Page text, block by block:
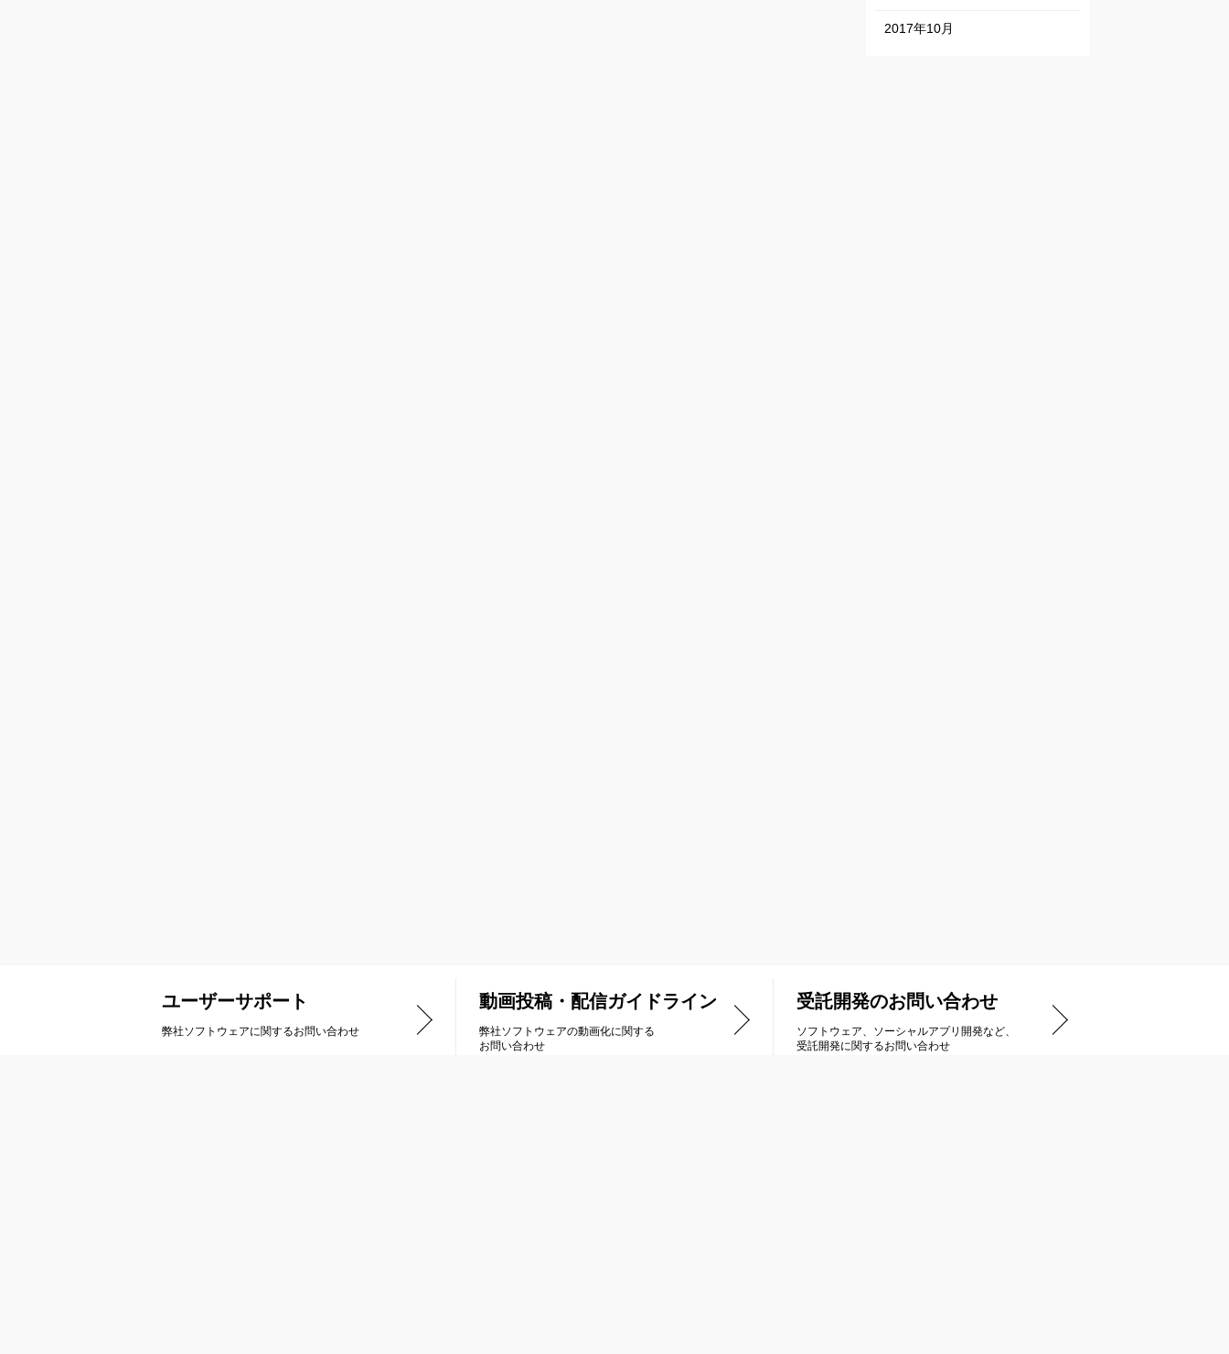
2017年10月
ユーザーサポート
弊社ソフトウェアに関するお問い合わせ
動画投稿・配信ガイドライン
弊社ソフトウェアの動画化に関する
お問い合わせ
受託開発のお問い合わせ
ソフトウェア、ソーシャルアプリ開発など、
受託開発に関するお問い合わせ